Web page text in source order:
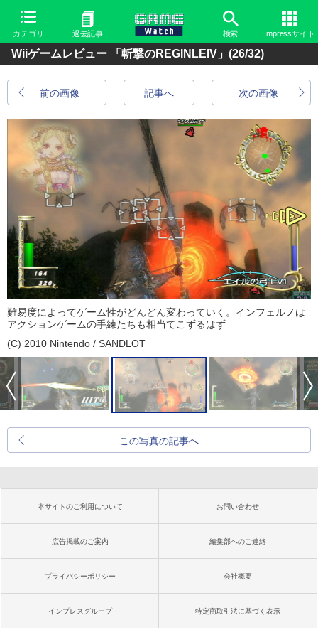
カテゴリ 過去記事 検索 Impressサイト
Wiiゲームレビュー 「斬撃のREGINLEIV」 (26/32)
前の画像 次の画像
記事へ
難易度によってゲーム性がどんどん変わっていく。インフェルノは
アクションゲームの手練たちも相当てこずるはず
(C) 2010 Nintendo / SANDLOT
この写真の記事へ
本サイトのご利用について お問い合わせ
広告掲載のご案内 編集部へのご連絡
プライバシーポリシー 会社概要
インプレスグループ 特定商取引法に基づく表示